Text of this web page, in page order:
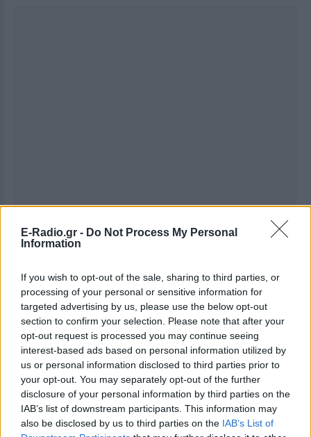
E-Radio.gr - Do Not Process My Personal
Information
If you wish to opt-out of the sale, sharing to third parties, or
processing of your personal or sensitive information for
targeted advertising by us, please use the below opt-out
section to confirm your selection. Please note that after your
opt-out request is processed you may continue seeing
interest-based ads based on personal information utilized by
us or personal information disclosed to third parties prior to
your opt-out. You may separately opt-out of the further
disclosure of your personal information by third parties on the
IAB’s list of downstream participants. This information may
also be disclosed by us to third parties on the IAB’s List of
Ακολουθήστε το E-Radio.gr στοGoogle News
και μάθετε πρώτοιτα πιο hot νέα.
Εσύ μπήκες στο E-Daily.gr; Τα νέα της ημέρας
και ότι σου κάνει κλικ!
Ακολουθήστε το E-Radio.gr και στο Instagram
ΔΙΑΦΗΜΙΣΗ